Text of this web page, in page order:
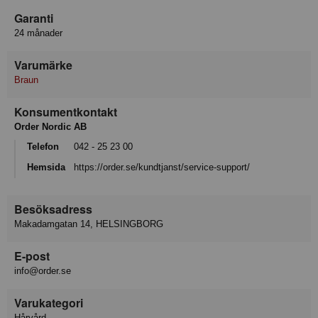
Garanti
24 månader
Varumärke
Braun
Konsumentkontakt
Order Nordic AB
Telefon
042 - 25 23 00
Hemsida
https://order.se/kundtjanst/service-support/
Besöksadress
Makadamgatan 14, HELSINGBORG
E-post
info@order.se
Varukategori